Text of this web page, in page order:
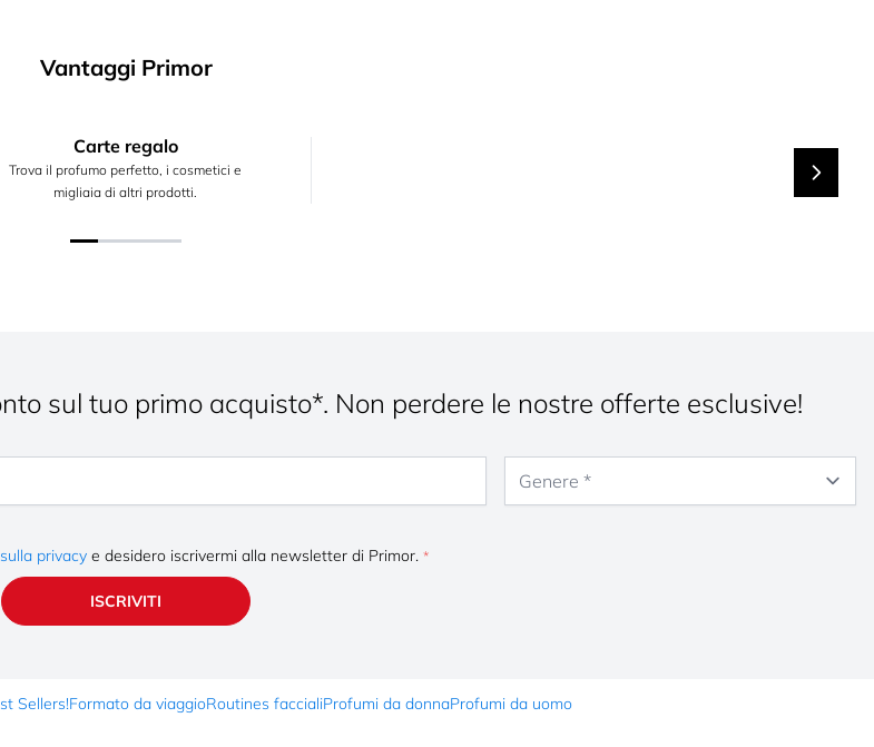
Vantaggi Primor
Carte regalo
Trova il profumo perfetto, i cosmetici e
migliaia di altri prodotti.
sul tuo primo acquisto*. Non perdere le nostre offerte esclusive!
privacye desidero iscrivermi alla newsletter di Primor.
ISCRIVITI
Sellers!Formato da viaggioRoutines faccialiProfumi da donnaProfumi da uomo